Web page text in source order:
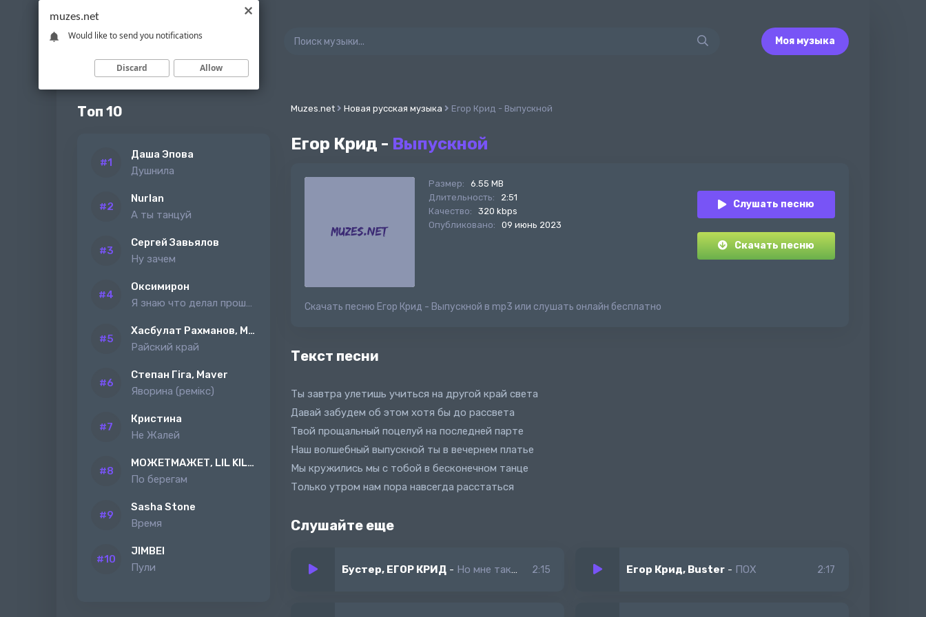
Моя музыка
Топ 10
Даша Эпова
Душнила
Nurlan
А ты танцуй
Сергей Завьялов
Ну зачем
Оксимирон
Я знаю что делал прошлым летом
Хасбулат Рахманов, MAGAS
Райский край
Степан Гіга, Maver
Яворина (ремiкс)
Кристина
Не Жалей
МОЖЕТМАЖЕТ, LIL KILAH
По берегам
Sasha Stone
Время
JIMBEI
Пули
Muzes.net Новая русская музыка Егор Крид - Выпускной
Егор Крид - Выпускной
Размер:
6.55 MB
Длительность:
2:51
Качество:
320 kbps
Опубликовано:
09 июнь 2023
Слушать песню
Скачать песню
Скачать песню Егор Крид - Выпускной в mp3 или слушать онлайн бесплатно
Текст песни
Ты завтра улетишь учиться на другой край света
Давай забудем об этом хотя бы до рассвета
Твой прощальный поцелуй на последней парте
Наш волшебный выпускной ты в вечернем платье
Мы кружились мы с тобой в бесконечном танце
Только утром нам пора навсегда расстаться
Слушайте еще
Бустер, ЕГОР КРИД - Но мне так пох 2:15 Егор Крид, Buster - ПОХ 2:17
muzes.net
Would like to send you notifications
Discard Allow